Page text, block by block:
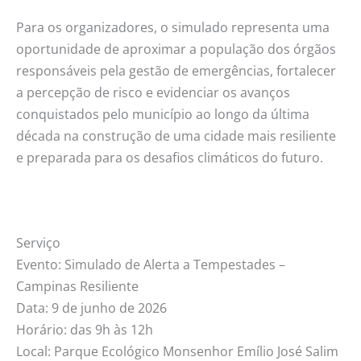
Para os organizadores, o simulado representa uma
oportunidade de aproximar a população dos órgãos
responsáveis pela gestão de emergências, fortalecer
a percepção de risco e evidenciar os avanços
conquistados pelo município ao longo da última
década na construção de uma cidade mais resiliente
e preparada para os desafios climáticos do futuro.
Serviço
Evento: Simulado de Alerta a Tempestades –
Campinas Resiliente
Data: 9 de junho de 2026
Horário: das 9h às 12h
Local: Parque Ecológico Monsenhor Emílio José Salim